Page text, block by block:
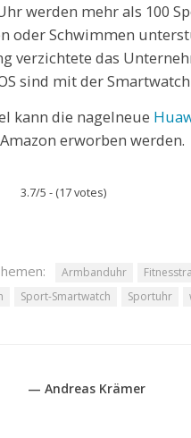
werden mehr als 100
oder Schwimmen
verzichtete das
sind mit der
kann die nagelneue
erworben werden.
3.7/5 - (17 votes)
Armbanduhr
Sport-Smartwatch Sportuhr
— Andreas Krämer